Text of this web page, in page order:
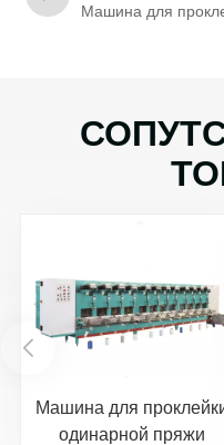
Машина для
Машина для
одинарной пряжи